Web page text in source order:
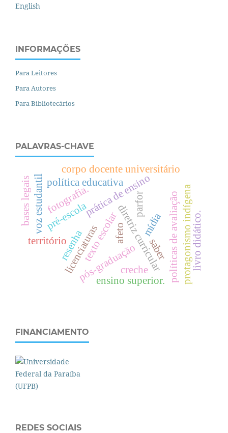
English
INFORMAÇÕES
Para Leitores
Para Autores
Para Bibliotecários
PALAVRAS-CHAVE
resenha
território diretriz curricular
prática de ensino
texto escolar políticas de avaliação
pós-graduação protagonismo indígena
saber
corpo docente universitário
política educativa
mídia livro didático.
licenciaturas
parfor
voz estudantilpré-escola
creche
bases legais
ensino superior.
fotografia.
afeto
FINANCIAMENTO
REDES SOCIAIS